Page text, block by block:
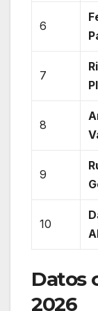
6
7
8
9
10
Datos
2026